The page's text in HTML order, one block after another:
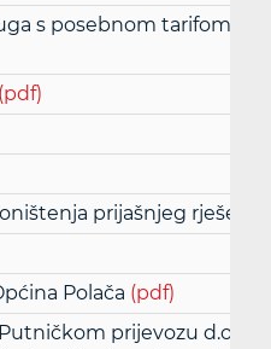
s posebnom tarifom na
(pdf)
prijašnjeg rješenja
Polača (pdf)
prijevozu d.o.o. u